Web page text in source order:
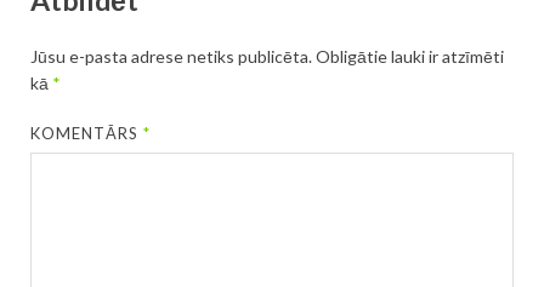
Jūsu e-pasta adrese netiks publicēta.Obligātie lauki ir atzīmēti
kā *
KOMENTĀRS*